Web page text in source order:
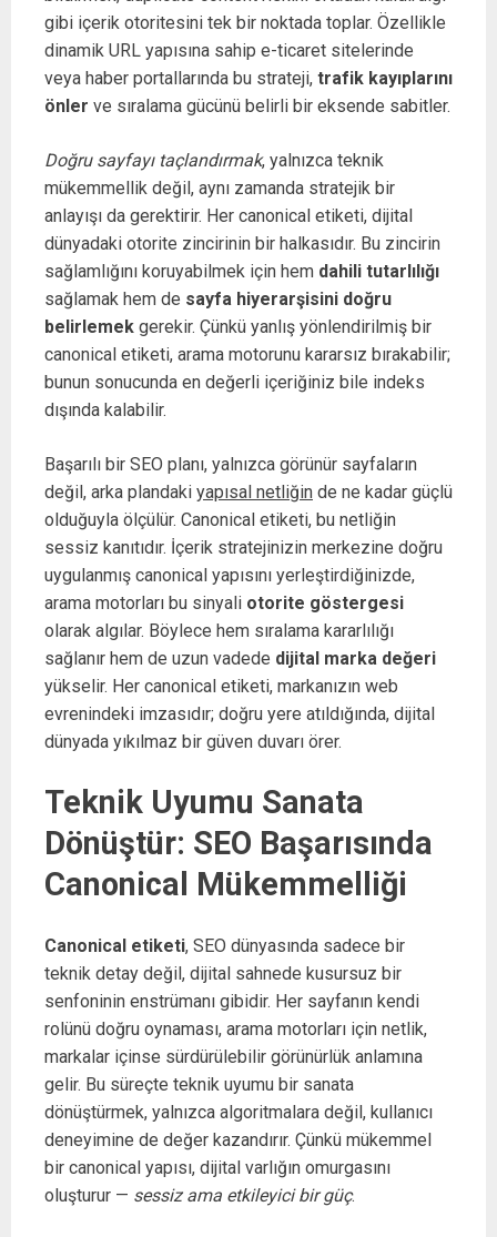
gibi içerik otoritesini tek bir noktada toplar. Özellikle
dinamik URL yapısına sahip e-ticaret sitelerinde
veya haber portallarında bu strateji, trafik kayıplarını
önler ve sıralama gücünü belirli bir eksende sabitler.
Doğru sayfayı taçlandırmak, yalnızca teknik
mükemmellik değil, aynı zamanda stratejik bir
anlayışı da gerektirir. Her canonical etiketi, dijital
dünyadaki otorite zincirinin bir halkasıdır. Bu zincirin
sağlamlığını koruyabilmek için hem dahili tutarlılığı
sağlamak hem de sayfa hiyerarşisini doğru
belirlemek gerekir. Çünkü yanlış yönlendirilmiş bir
canonical etiketi, arama motorunu kararsız bırakabilir;
bunun sonucunda en değerli içeriğiniz bile indeks
dışında kalabilir.
Başarılı bir SEO planı, yalnızca görünür sayfaların
değil, arka plandaki yapısal netliğin de ne kadar güçlü
olduğuyla ölçülür. Canonical etiketi, bu netliğin
sessiz kanıtıdır. İçerik stratejinizin merkezine doğru
uygulanmış canonical yapısını yerleştirdiğinizde,
arama motorları bu sinyali otorite göstergesi
olarak algılar. Böylece hem sıralama kararlılığı
sağlanır hem de uzun vadede dijital marka değeri
yükselir. Her canonical etiketi, markanızın web
evrenindeki imzasıdır; doğru yere atıldığında, dijital
dünyada yıkılmaz bir güven duvarı örer.
Teknik Uyumu Sanata
Dönüştür: SEO Başarısında
Canonical Mükemmelliği
Canonical etiketi, SEO dünyasında sadece bir
teknik detay değil, dijital sahnede kusursuz bir
senfoninin enstrümanı gibidir. Her sayfanın kendi
rolünü doğru oynaması, arama motorları için netlik,
markalar içinse sürdürülebilir görünürlük anlamına
gelir. Bu süreçte teknik uyumu bir sanata
dönüştürmek, yalnızca algoritmalara değil, kullanıcı
deneyimine de değer kazandırır. Çünkü mükemmel
bir canonical yapısı, dijital varlığın omurgasını
oluşturur — sessiz ama etkileyici bir güç.